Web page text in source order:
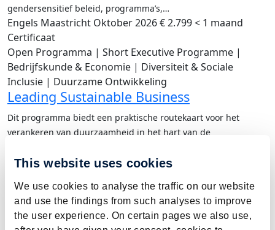
This website uses cookies
We use cookies to analyse the traffic on our website
and use the findings from such analyses to improve
the user experience. On certain pages we also use,
gendersensitief beleid, programma’s,…
Engels Maastricht Oktober 2026€ 2.799< 1 maand
Certificaat
Open Programma | Short Executive Programme |
Bedrijfskunde & Economie | Diversiteit & Sociale
Inclusie | Duurzame Ontwikkeling
Leading Sustainable Business
Dit programma biedt een praktische routekaart voor het
verankeren van duurzaamheid in het hart van de
duurzaam financieel beheer en Environmental, Social and
Engels Maastricht TBD€ 2.799 < 1 maand Certificaat
Open Programma | Short Executive Programme |
Bedrijfskunde & Economie